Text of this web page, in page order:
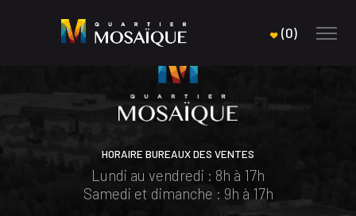
(0)
HORAIRE BUREAUX DES VENTES
Lundi au vendredi : 8h à 17h
Samedi et dimanche : 9h à 17h